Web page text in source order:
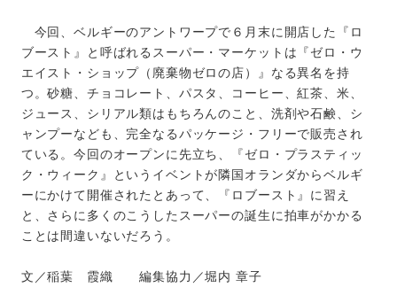
今回、ベルギーのアントワープで６月末に開店した『ロ
ブースト』と呼ばれるスーパー・マーケットは『ゼロ・ウ
エイスト・ショップ（廃棄物ゼロの店）』なる異名を持
つ。砂糖、チョコレート、パスタ、コーヒー、紅茶、米、
ジュース、シリアル類はもちろんのこと、洗剤や石鹸、シ
ャンプーなども、完全なるパッケージ・フリーで販売され
ている。今回のオープンに先立ち、『ゼロ・プラスティッ
ク・ウィーク』というイベントが隣国オランダからベルギ
ーにかけて開催されたとあって、『ロブースト』に習え
と、さらに多くのこうしたスーパーの誕生に拍車がかかる
ことは間違いないだろう。
文／稲葉 霞織 編集協力／堀内 章子